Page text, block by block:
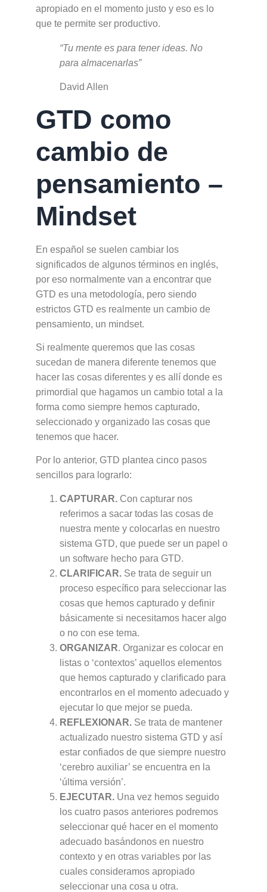
apropiado en el momento justo y eso es lo
que te permite ser productivo.
“Tu mente es para tener ideas. No
para almacenarlas”
David Allen
GTD como
cambio de
pensamiento –
Mindset
En español se suelen cambiar los
significados de algunos términos en inglés,
por eso normalmente van a encontrar que
GTD es una metodología, pero siendo
estrictos GTD es realmente un cambio de
pensamiento, un mindset.
Si realmente queremos que las cosas
sucedan de manera diferente tenemos que
hacer las cosas diferentes y es allí donde es
primordial que hagamos un cambio total a la
forma como siempre hemos capturado,
seleccionado y organizado las cosas que
tenemos que hacer.
Por lo anterior, GTD plantea cinco pasos
sencillos para lograrlo:
CAPTURAR. Con capturar nos
referimos a sacar todas las cosas de
nuestra mente y colocarlas en nuestro
sistema GTD, que puede ser un papel o
un software hecho para GTD.
CLARIFICAR. Se trata de seguir un
proceso específico para seleccionar las
cosas que hemos capturado y definir
básicamente si necesitamos hacer algo
o no con ese tema.
ORGANIZAR. Organizar es colocar en
listas o ‘contextos’ aquellos elementos
que hemos capturado y clarificado para
encontrarlos en el momento adecuado y
ejecutar lo que mejor se pueda.
REFLEXIONAR. Se trata de mantener
actualizado nuestro sistema GTD y así
estar confiados de que siempre nuestro
‘cerebro auxiliar’ se encuentra en la
‘última versión’.
EJECUTAR. Una vez hemos seguido
los cuatro pasos anteriores podremos
seleccionar qué hacer en el momento
adecuado basándonos en nuestro
contexto y en otras variables por las
cuales consideramos apropiado
seleccionar una cosa u otra.